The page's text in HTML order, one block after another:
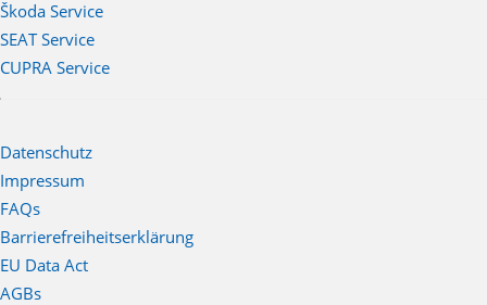
Škoda Service
SEAT Service
CUPRA Service
Datenschutz
Impressum
FAQs
Barrierefreiheitserklärung
EU Data Act
AGBs